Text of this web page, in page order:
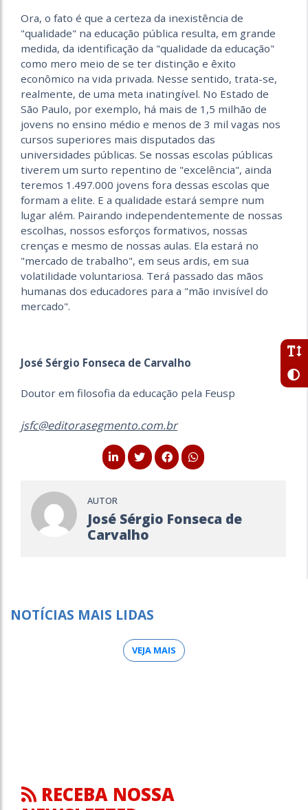
Ora, o fato é que a certeza da inexistência de
"qualidade" na educação pública resulta, em grande
medida, da identificação da "qualidade da educação"
como mero meio de se ter distinção e êxito
econômico na vida privada. Nesse sentido, trata-se,
realmente, de uma meta inatingível. No Estado de
São Paulo, por exemplo, há mais de 1,5 milhão de
jovens no ensino médio e menos de 3 mil vagas nos
cursos superiores mais disputados das
universidades públicas. Se nossas escolas públicas
tiverem um surto repentino de "excelência", ainda
teremos 1.497.000 jovens fora dessas escolas que
formam a elite. E a qualidade estará sempre num
lugar além. Pairando independentemente de nossas
escolhas, nossos esforços formativos, nossas
crenças e mesmo de nossas aulas. Ela estará no
"mercado de trabalho", em seus ardis, em sua
volatilidade voluntariosa. Terá passado das mãos
humanas dos educadores para a "mão invisível do
mercado".
José Sérgio Fonseca de Carvalho
Doutor em filosofia da educação pela Feusp
jsfc@editorasegmento.com.br
AUTOR
José Sérgio Fonseca de
Carvalho
NOTÍCIAS MAIS LIDAS
VEJA MAIS
RECEBA NOSSA